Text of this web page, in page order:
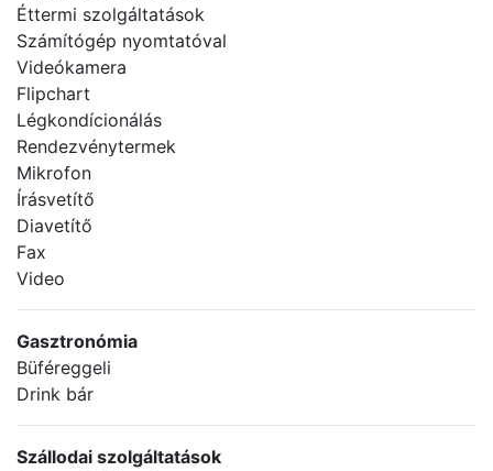
Éttermi szolgáltatások
Számítógép nyomtatóval
Videókamera
Flipchart
Légkondícionálás
Rendezvénytermek
Mikrofon
Írásvetítő
Diavetítő
Fax
Video
Gasztronómia
Büféreggeli
Drink bár
Szállodai szolgáltatások